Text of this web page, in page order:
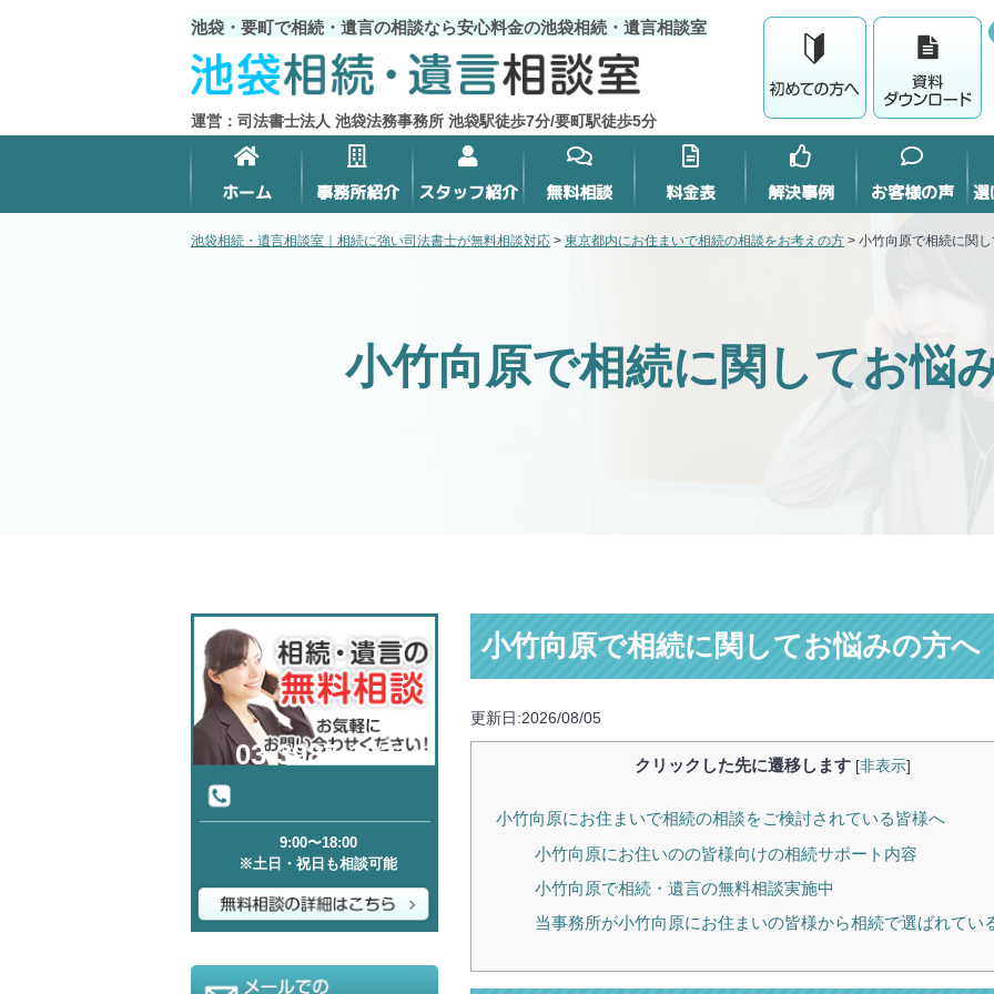
池袋・要町で相続・遺言の相談なら安心料金の池袋相続・遺言相談室
運営：司法書士法人 池袋法務事務所 池袋駅徒歩7分/要町駅徒歩5分
ホーム 事務所紹介 スタッフ紹介 無料相談 料金表 解決事例 お客様の声
池袋相続・遺言相談室｜相続に強い司法書士が無料相談対応 > 東京都内にお住まいで相続の相談をお考えの方 > 小竹向原で相続に関
小竹向原で相続に関してお悩
小竹向原で相続に関してお悩みの方へ
更新日:2026/08/05
クリックした先に遷移します [非表示]
小竹向原にお住まいで相続の相談をご検討されている皆様へ
小竹向原にお住いのの皆様向けの相続サポート内容
小竹向原で相続・遺言の無料相談実施中
当事務所が小竹向原にお住まいの皆様から相続で選ばれてい
03-3987-1321
9:00〜18:00
※土日・祝日も相談可能